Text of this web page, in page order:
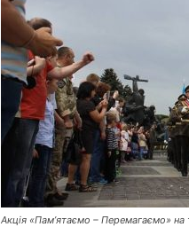
Акція «Пам’ятаємо – Перемагаємо» на